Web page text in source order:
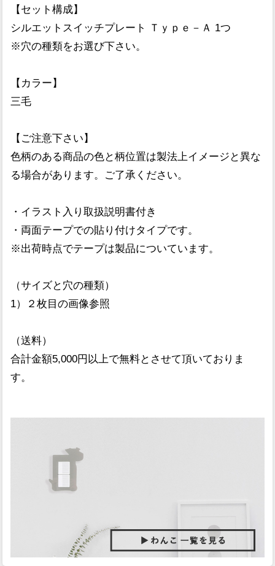
【セット構成】
シルエットスイッチプレート Ｔｙｐｅ－Ａ 1つ
※穴の種類をお選び下さい。
【カラー】
三毛
【ご注意下さい】
色柄のある商品の色と柄位置は製法上イメージと異な
る場合があります。ご了承ください。
・イラスト入り取扱説明書付き
・両面テープでの貼り付けタイプです。
※出荷時点でテープは製品についています。
（サイズと穴の種類）
1）２枚目の画像参照
（送料）
合計金額5,000円以上で無料とさせて頂いておりま
す。